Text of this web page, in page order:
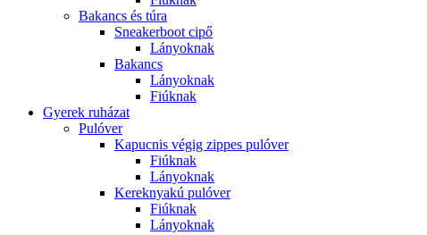
Bakancs és túra
Sneakerboot cipő
Lányoknak
Bakancs
Lányoknak
Fiúknak
Gyerek ruházat
Pulóver
Kapucnis végig zippes pulóver
Fiúknak
Lányoknak
Kereknyakú pulóver
Fiúknak
Lányoknak